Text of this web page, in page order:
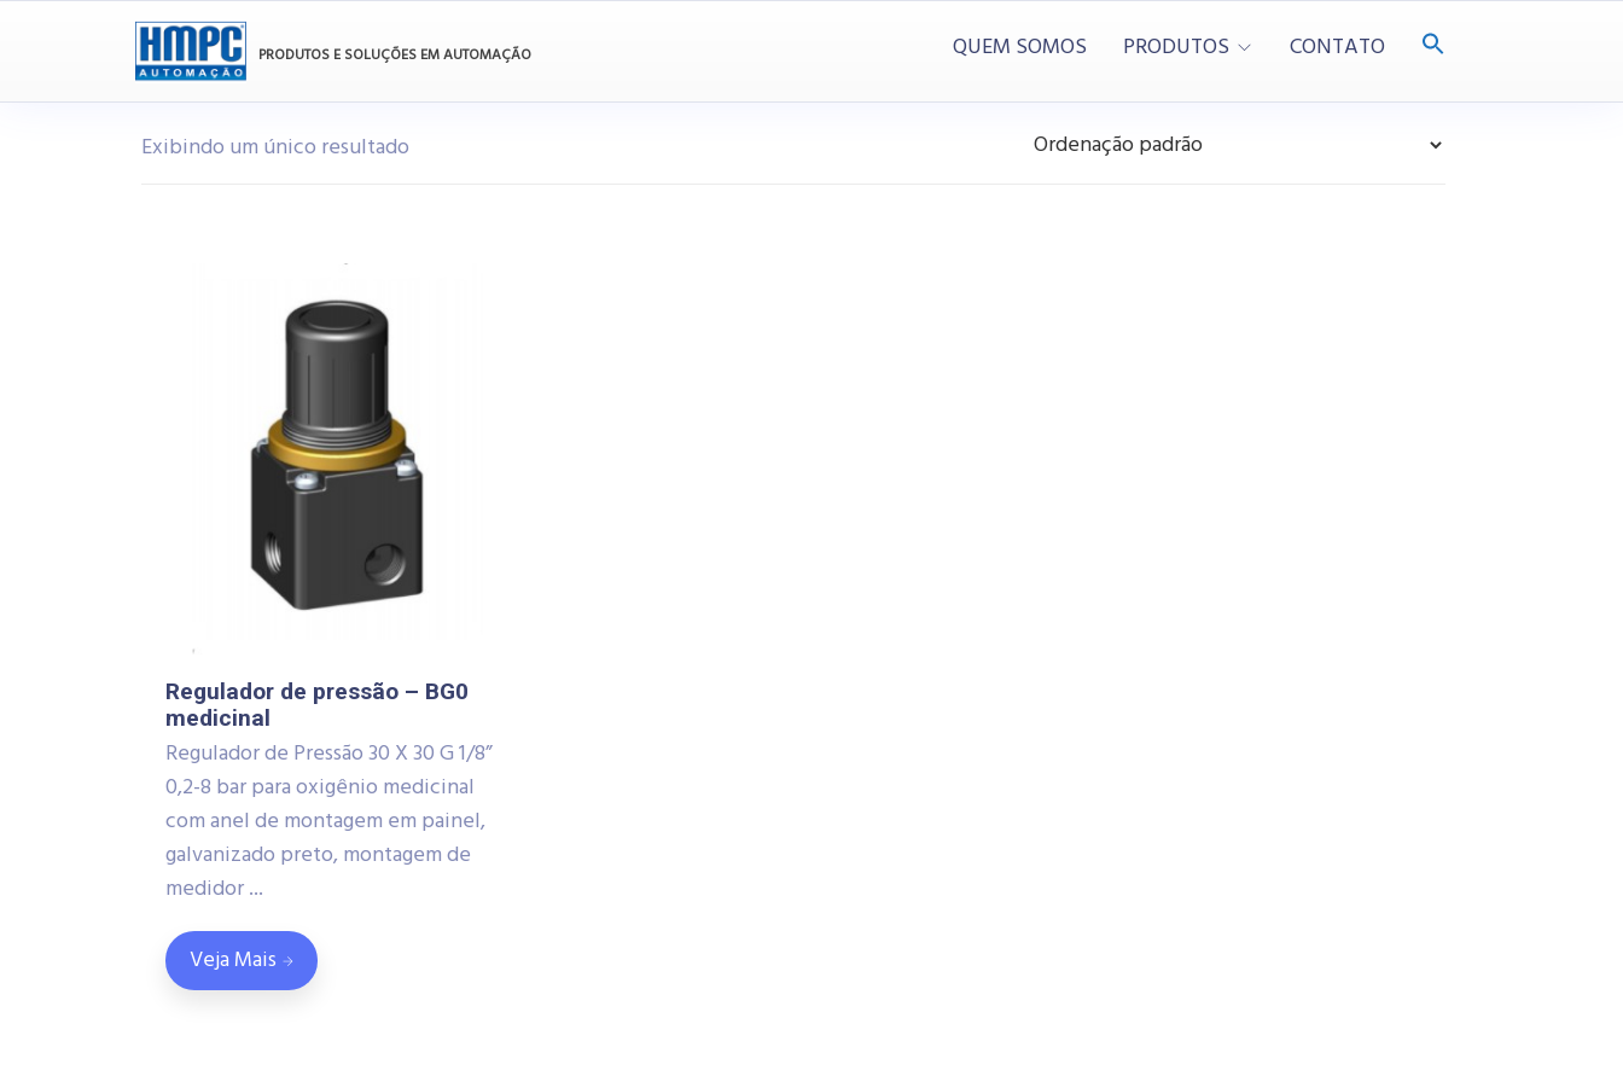
PRODUTOS E SOLUÇÕES EM AUTOMAÇÃO QUEM SOMOS PRODUTOS CONTATO
Exibindo um único resultado
Regulador de pressão – BG0
medicinal
Regulador de Pressão 30 X 30 G 1/8”
0,2-8 bar para oxigênio medicinal
com anel de montagem em painel,
galvanizado preto, montagem de
medidor ...
Veja Mais